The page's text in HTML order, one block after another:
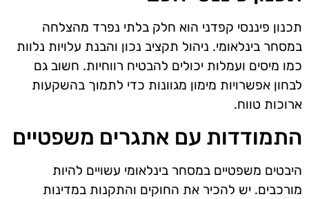
תכנון פיננסי קפדני הוא חלק בלתי נפרד מהצלחה
במסחר בינלאומי. ניהול תקציב נכון והבנת עלויות נלוות
כמו מיסים ועמלות יכולים להבטיח רווחיות. חשוב גם
לבחון אפשרויות מימון מגוונות כדי לתמוך בהשקעות
ארוכות טווח.
התמודדות עם אתגרים משפטיים
היבטים משפטיים במסחר בינלאומי עשויים להיות
מורכבים. יש להכיר את החוקים והתקנות במדינות